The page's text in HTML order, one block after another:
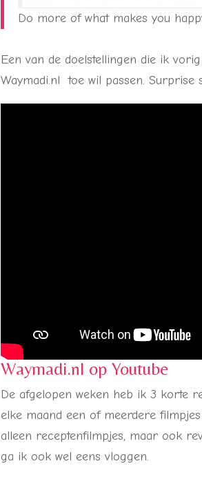
Do more of what makes you
Een van de doelstellingen die ik
Waymadi.nl toe wil passen.
Waymadi.nl op Youtube
De afgelopen weken heb ik 3 korte
elke maand een of meerdere
alleen receptenfilmpjes, maar ook
ga ik ook wel eens vloggen.